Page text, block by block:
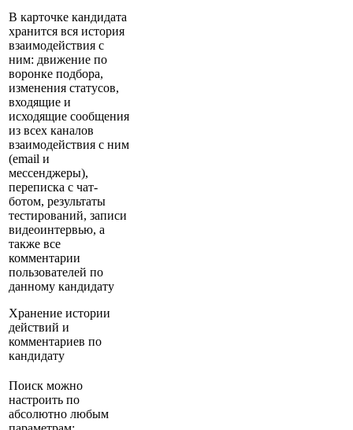
В карточке кандидата
хранится вся история
взаимодействия с
ним: движение по
воронке подбора,
изменения статусов,
входящие и
исходящие сообщения
из всех каналов
взаимодействия с ним
(email и
мессенджеры),
переписка с чат-
ботом, результаты
тестирований, записи
видеоинтервью, а
также все
комментарии
пользователей по
данному кандидату
Хранение истории
действий и
комментариев по
кандидату
Поиск можно
настроить по
абсолютно любым